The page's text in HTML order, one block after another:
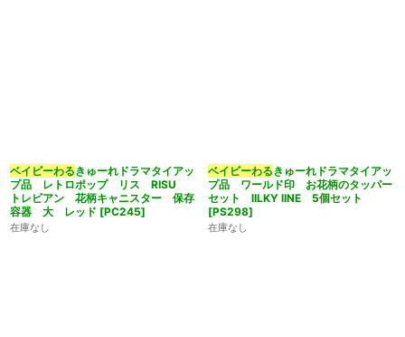
ベイビーわるきゅーれドラマタイアッ
プ品 レトロポップ リス RISU
トレビアン 花柄キャニスター 保存
容器 大 レッド [PC245]
在庫なし
ベイビーわるきゅーれドラマタイアッ
プ品 ワールド印 お花柄のタッパー
セット lILKY lINE 5個セット
[PS298]
在庫なし